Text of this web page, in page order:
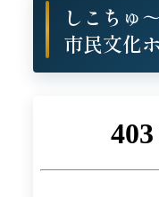
しこちゅ
市民文化